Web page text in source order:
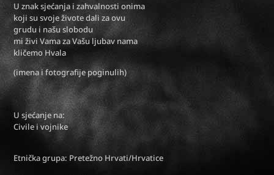
U znak sjećanja i zahvalnosti onima
koji su svoje živote dali za ovu
grudu i našu slobodu
mi živi Vama za Vašu ljubav nama
kličemo Hvala
(imena i fotografije poginulih)
U sjećanje na:
Civile i vojnike
Etnička grupa: Pretežno Hrvati/Hrvatice